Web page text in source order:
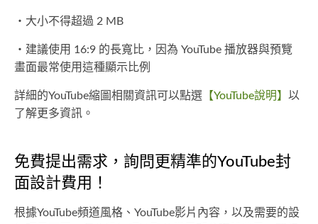
・大小不得超過 2 MB
・建議使用 16:9 的長寬比，因為 YouTube 播放器與預覽
畫面最常使用這種顯示比例
詳細的YouTube縮圖相關資訊可以點選 【YouTube說明】 以
了解更多資訊。
免費提出需求，詢問更精準的YouTube封
面設計費用！
根據YouTube頻道風格、YouTube影片內容，以及需要的設